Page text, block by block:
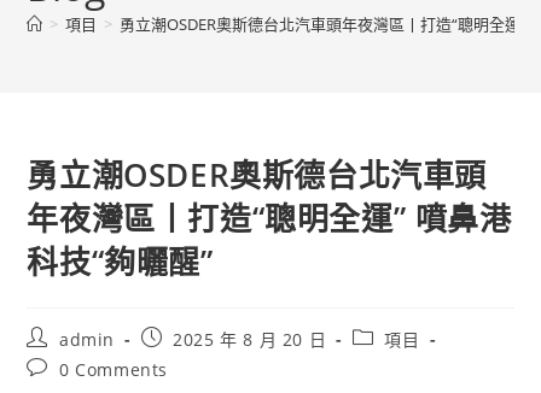
> 項目 > 勇立潮OSDER奧斯德台北汽車頭年夜灣區丨打造“聰明全運”
勇立潮OSDER奧斯德台北汽車頭
年夜灣區丨打造“聰明全運” 噴鼻港
科技“夠曬醒”
Post
author:
admin
Post
published:
2025 年 8 月 20 日
Post項目
Post0 Comments